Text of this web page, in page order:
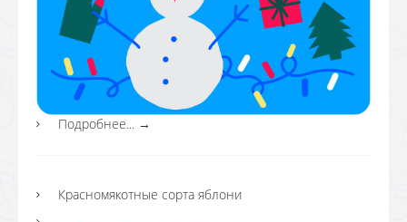
Подробнее... →
Красномякотные сорта яблони